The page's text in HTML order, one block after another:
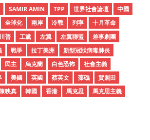
SAMIR AMIN TPP 世界社會論壇
中國
全球化 兩岸 冷戰 列寧
十月革命
川普 工黨 左翼 左翼聯盟
差事劇團
戰爭 拉丁美洲
新型冠狀病毒肺炎
民主 烏克蘭 白色恐怖
社會主義
美國 英國 蔡英文 藻礁
賀照田
映真 韓國 香港 馬克思 馬克思主義